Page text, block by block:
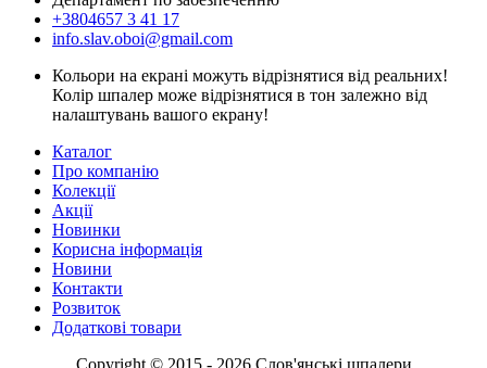
+3804657 3 41 17
info.slav.oboi@gmail.com
Кольори на екрані можуть відрізнятися від реальних!
Колір шпалер може відрізнятися в тон залежно від
налаштувань вашого екрану!
Каталог
Про компанію
Колекції
Акції
Новинки
Корисна інформація
Новини
Контакти
Розвиток
Додаткові товари
Copyright © 2015 - 2026 Слов'янські шпалери